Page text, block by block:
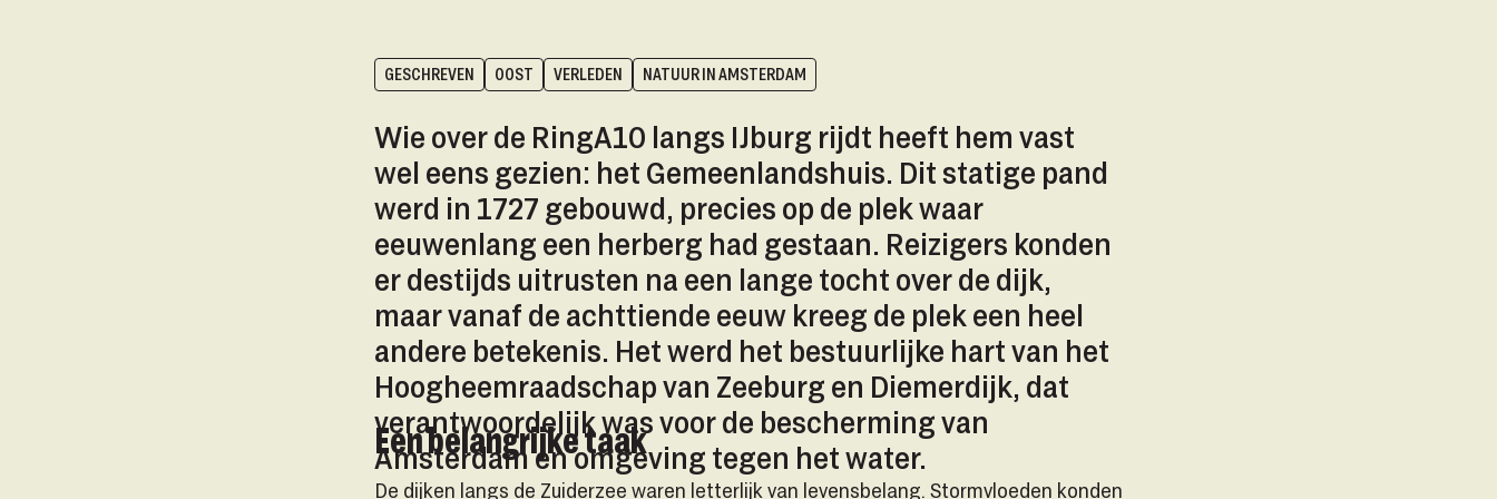
GESCHREVEN OOST VERLEDEN NATUUR IN AMSTERDAM
Wie over de RingA10 langs IJburg rijdt heeft hem vast
wel eens gezien: het Gemeenlandshuis. Dit statige pand
werd in 1727 gebouwd, precies op de plek waar
eeuwenlang een herberg had gestaan. Reizigers konden
er destijds uitrusten na een lange tocht over de dijk,
maar vanaf de achttiende eeuw kreeg de plek een heel
andere betekenis. Het werd het bestuurlijke hart van het
Hoogheemraadschap van Zeeburg en Diemerdijk, dat
verantwoordelijk was voor de bescherming van
Amsterdam en omgeving tegen het water.
De Diemerzeedijk, gezien naar de stad, met links vooraan het Gemeenlandshuis. © Stadsarchief Amsterdam.
Een belangrijke taak
De dijken langs de Zuiderzee waren letterlijk van levensbelang. Stormvloeden konden